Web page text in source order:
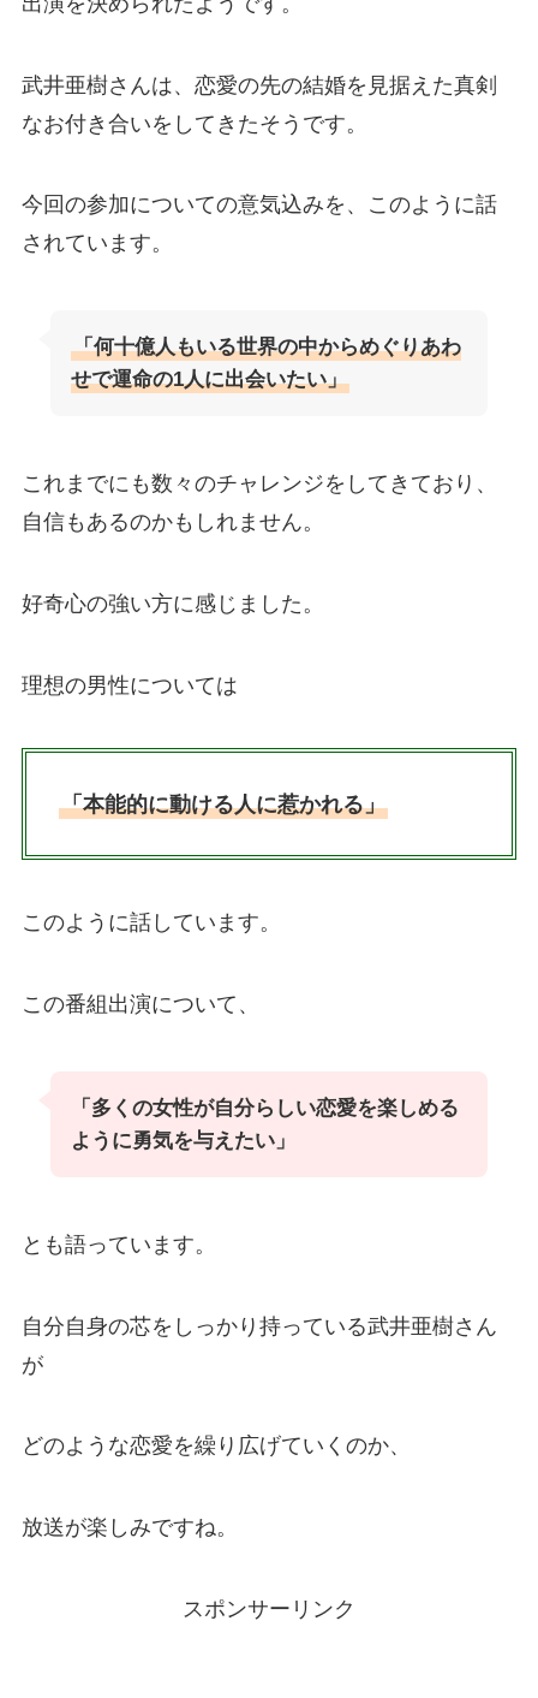
武井亜樹さんは、恋愛の先の結婚を見据えた真剣
なお付き合いをしてきたそうです。
今回の参加についての意気込みを、このように話
されています。
「何十億人もいる世界の中からめぐりあわ
せで運命の1人に出会いたい」
これまでにも数々のチャレンジをしてきており、
自信もあるのかもしれません。
好奇心の強い方に感じました。
理想の男性については
「本能的に動ける人に惹かれる」
このように話しています。
この番組出演について、
「多くの女性が自分らしい恋愛を楽しめる
ように勇気を与えたい」
とも語っています。
自分自身の芯をしっかり持っている武井亜樹さん
が
どのような恋愛を繰り広げていくのか、
放送が楽しみですね。
スポンサーリンク